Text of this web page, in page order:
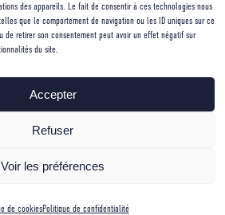
des appareils. Le fait de consentir à ces technologies nous
que le comportement de navigation ou les ID uniques sur ce
de retirer son consentement peut avoir un effet négatif sur
du site.
Accepter
Refuser
Voir les préférences
de cookiesPolitique de confidentialité
glacier carré, Léo m’explique que
ici, la vue du sommet serait quand
notre pause sandwich. 20 minutes
notre précieux casse-croute et
Bérarde se déroule sans anicroche,